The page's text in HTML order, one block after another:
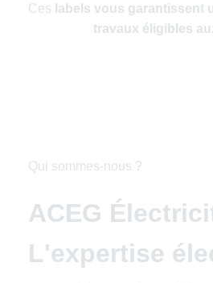
Ces labels vous garantissent
travaux éligibles
Qui sommes-nous ?
ACEG
L'expertise